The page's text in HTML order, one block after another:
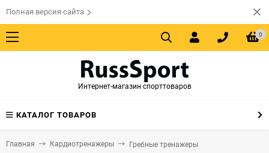
Полная версия сайта
0
Интернет-магазин спорттоваров
КАТАЛОГ ТОВАРОВ
Главная Кардиотренажеры Гребные тренажеры